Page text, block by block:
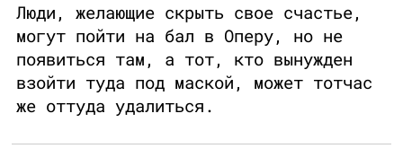
Люди, желающие скрыть свое счастье,
могут пойти на бал в Оперу, но не
появиться там, а тот, кто вынужден
взойти туда под маской, может тотчас
же оттуда удалиться.